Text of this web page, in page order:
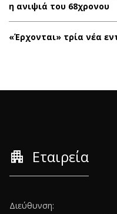
η ανιψιά του 68χρονου
«Έρχονται» τρία νέα
apartment Εταιρεία
Διεύθυνση: